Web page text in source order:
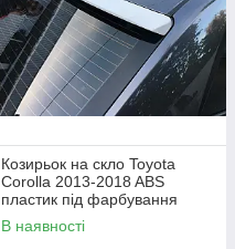
Козирьок на скло Toyota
Corolla 2013-2018 ABS
пластик під фарбування
В наявності